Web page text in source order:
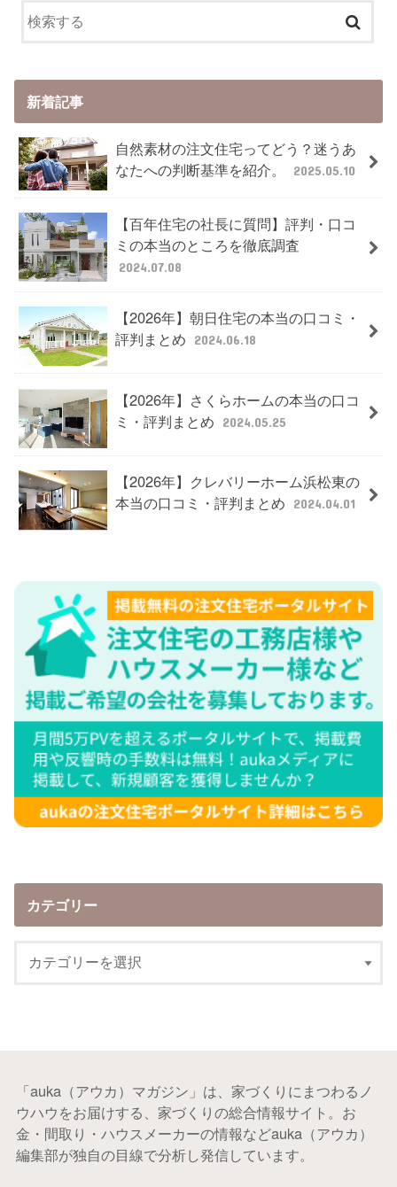
新着記事
自然素材の注文住宅ってどう？迷うあ
なたへの判断基準を紹介。
2025.05.10
【百年住宅の社長に質問】評判・口コ
ミの本当のところを徹底調査
2024.07.08
【2026年】朝日住宅の本当の口コミ・
評判まとめ
2024.06.18
【2026年】さくらホームの本当の口コ
ミ・評判まとめ
2024.05.25
【2026年】クレバリーホーム浜松東の
本当の口コミ・評判まとめ
2024.04.01
カテゴリー
「auka（アウカ）マガジン」は、家づくりにまつわるノ
ウハウをお届けする、家づくりの総合情報サイト。お
金・間取り・ハウスメーカーの情報などauka（アウカ）
編集部が独自の目線で分析し発信しています。